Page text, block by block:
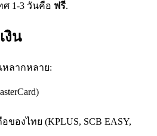
ศ 1-3 วันคือ ฟรี.
งิน
หลากหลาย:
องไทย (KPLUS, SCB EASY,